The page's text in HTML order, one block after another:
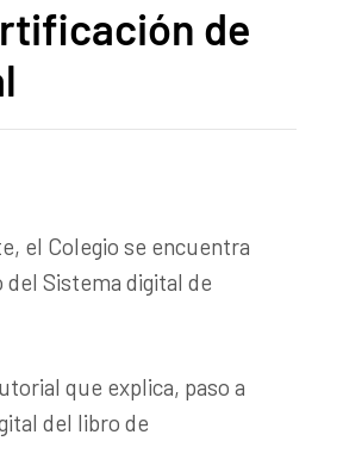
de
el Colegio se encuentra
Sistema digital de
que explica, paso a
del libro de